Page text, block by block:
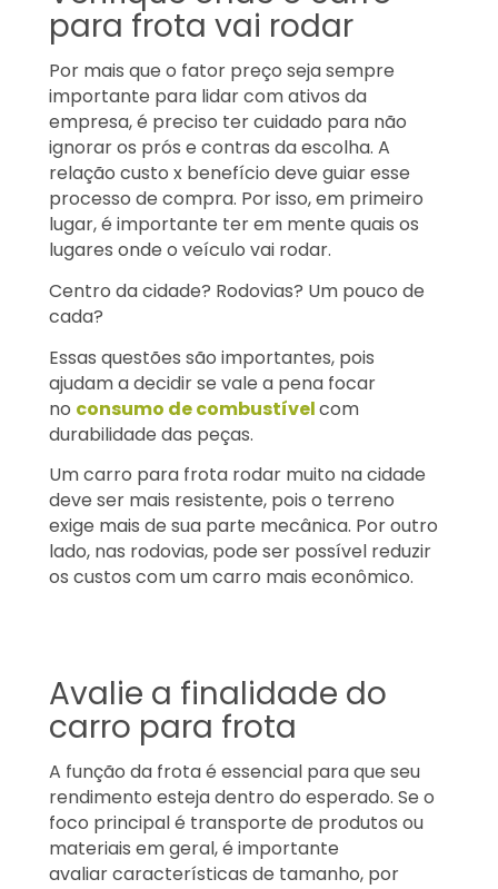
para frota vai rodar
Por mais que o fator preço seja sempre
importante para lidar com ativos da
empresa, é preciso ter cuidado para não
ignorar os prós e contras da escolha. A
relação custo x benefício deve guiar esse
processo de compra. Por isso, em primeiro
lugar, é importante ter em mente quais os
lugares onde o veículo vai rodar.
Centro da cidade? Rodovias? Um pouco de
cada?
Essas questões são importantes, pois
ajudam a decidir se vale a pena focar
no consumo de combustívelcom
durabilidade das peças.
Um carro para frota rodar muito na cidade
deve ser mais resistente, pois o terreno
exige mais de sua parte mecânica. Por outro
lado, nas rodovias, pode ser possível reduzir
os custos com um carro mais econômico.
Avalie a finalidade do
carro para frota
A função da frota é essencial para que seu
rendimento esteja dentro do esperado. Se o
foco principal é transporte de produtos ou
materiais em geral, é importante
avaliar características de tamanho, por